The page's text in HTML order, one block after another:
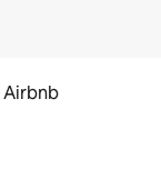
Airbnb